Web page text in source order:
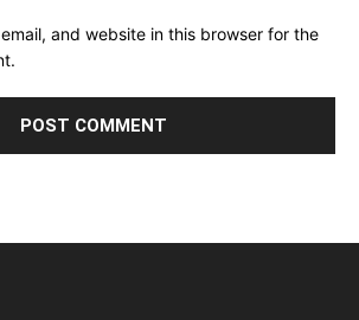
and website in this browser for the